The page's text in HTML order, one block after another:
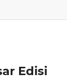
Edisi